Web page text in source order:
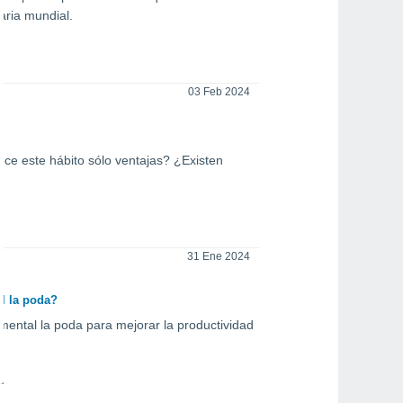
mundial.
03 Feb 2024
este hábito sólo ventajas? ¿Existen
31 Ene 2024
la poda?
la poda para mejorar la productividad